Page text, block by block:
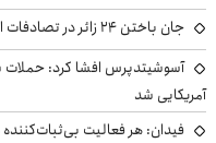
جان باختن ۲۴ زائر در تصادفات اربعینی؛ ۶۷ میلیون تردد ثبت شد
آمریکایی شد
فیدان: هر فعالیت